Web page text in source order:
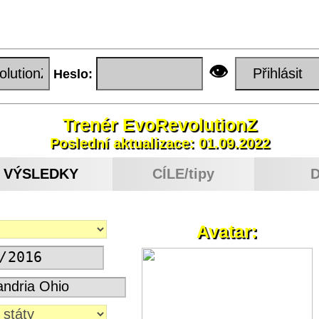
Heslo: 👁
Trenér EvoRevolutionZ
Poslední aktualizace: 01.09.2022
VÝSLEDKY
CÍLE/tipy
Avatar: